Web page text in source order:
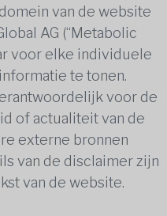
van de website
AG (“Metabolic
voor elke individuele
te tonen.
voor de
of actualiteit van de
externe bronnen
van de disclaimer zijn
van de website.